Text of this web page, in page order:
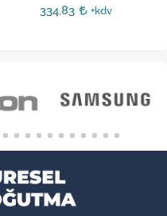
334,83 +kdv